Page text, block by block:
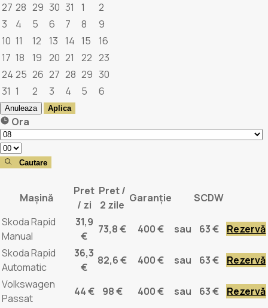
27 28 29 30 31 1
2
3
4 5 6 7 8
9
10 11 12 13 14 15
16
17 18 19 20 21 22 23
24 25 26 27 28 29 30
31 1 2 3 4 5 6
Anuleaza Aplica
Ora
Cautare
Mașină
Pret
/ zi
Pret /
2 zile
Garanție
SCDW
Skoda Rapid
Manual
31,9
€
73,8 € 400 € sau 63 €
Rezervă
Skoda Rapid
Automatic
36,3
€
82,6 € 400 € sau 63 €
Rezervă
Volkswagen
Passat
44 € 98 € 400 € sau 63 €
Rezervă